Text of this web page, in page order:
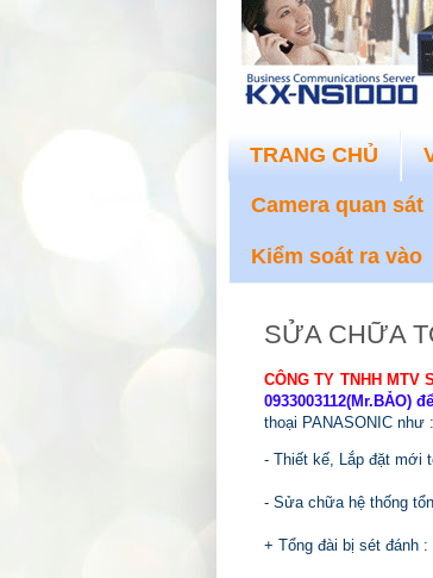
TRANG CHỦ
Camera quan sát
Kiểm soát ra vào
SỬA CHỮA
CÔNG TY TNHH MTV
0933003112(Mr.BẢO)
thoại PANASONIC như :
- Thiết kế, Lắp đặt mới
- Sửa chữa hệ thống
+ Tổng đài bị sét đánh :